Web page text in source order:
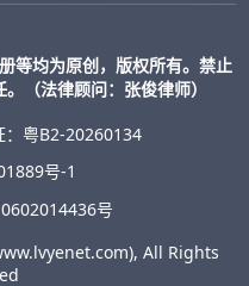
等均为原创，版权所有。禁止
（法律顾问：张俊律师）
：粤B2-20260134
号-1
号
All Rights